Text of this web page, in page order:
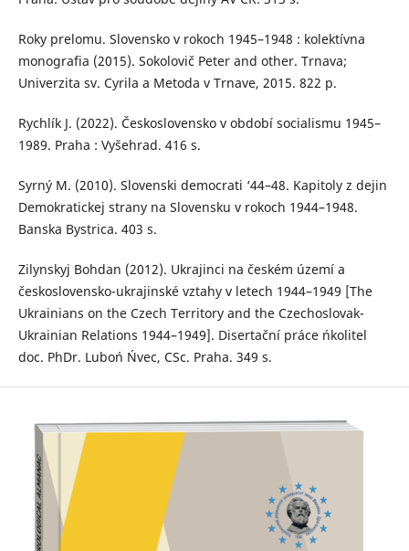
Roky prelomu. Slovensko v rokoch 1945–1948 : kolektívna
monografia (2015). Sokolovič Peter and other. Trnava;
Univerzita sv. Cyrila a Metoda v Trnave, 2015. 822 p.
Rychlík J. (2022). Československo v období socialismu 1945–
1989. Praha : Vyšehrad. 416 s.
Syrný M. (2010). Slovenski democrati ‘44–48. Kapitoly z dejin
Demokratickej strany na Slovensku v rokoch 1944–1948.
Banska Bystrica. 403 s.
Zilynskyj Bohdan (2012). Ukrajinci na českém území a
československo-ukrajinské vztahy v letech 1944–1949 [The
Ukrainians on the Czech Territory and the Czechoslovak-
Ukrainian Relations 1944–1949]. Disertační práce ńkolitel
doc. PhDr. Luboń Ńvec, CSc. Praha. 349 s.